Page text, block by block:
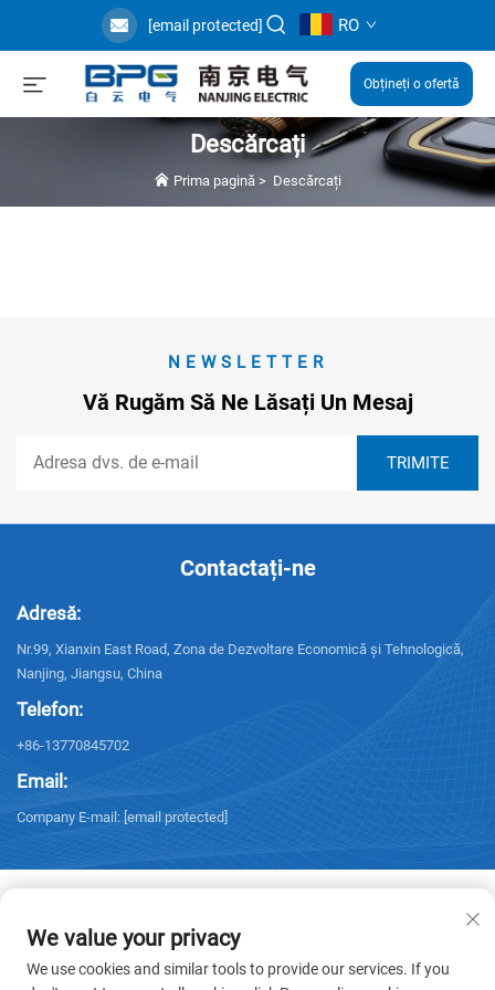
[email protected] RO
Obțineți o ofertă
Descărcați
Prima pagină > Descărcați
NEWSLETTER
Vă Rugăm Să Ne Lăsați Un Mesaj
Contactați-ne
Adresă:
Nr.99, Xianxin East Road, Zona de Dezvoltare Economică și Tehnologică,
Nanjing, Jiangsu, China
Telefon:
+86-13770845702
Email:
Company E-mail: [email protected]
Drepturi de autor © 2026 NANJING ELECTRIC. Toate drepturile rezervate. -
We value your privacy
We use cookies and similar tools to provide our services. If you